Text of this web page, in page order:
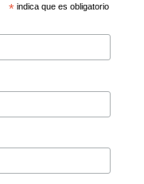
* indica que es obligatorio